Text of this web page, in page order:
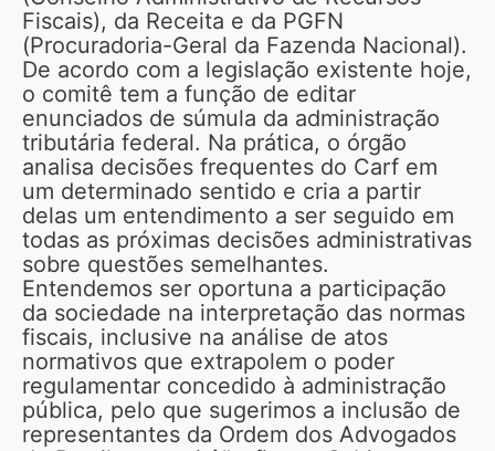
Fiscais), da Receita e da PGFN
(Procuradoria-Geral da Fazenda Nacional).
De acordo com a legislação existente hoje,
o comitê tem a função de editar
enunciados de súmula da administração
tributária federal. Na prática, o órgão
analisa decisões frequentes do Carf em
um determinado sentido e cria a partir
delas um entendimento a ser seguido em
todas as próximas decisões administrativas
sobre questões semelhantes.
Entendemos ser oportuna a participação
da sociedade na interpretação das normas
fiscais, inclusive na análise de atos
normativos que extrapolem o poder
regulamentar concedido à administração
pública, pelo que sugerimos a inclusão de
representantes da Ordem dos Advogados